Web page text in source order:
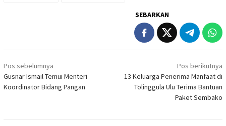
SEBARKAN
Navigasi
pos
Pos sebelumnya
Gusnar Ismail Temui Menteri
Koordinator Bidang Pangan
Pos berikutnya
13 Keluarga Penerima Manfaat di
Tolinggula Ulu Terima Bantuan
Paket Sembako